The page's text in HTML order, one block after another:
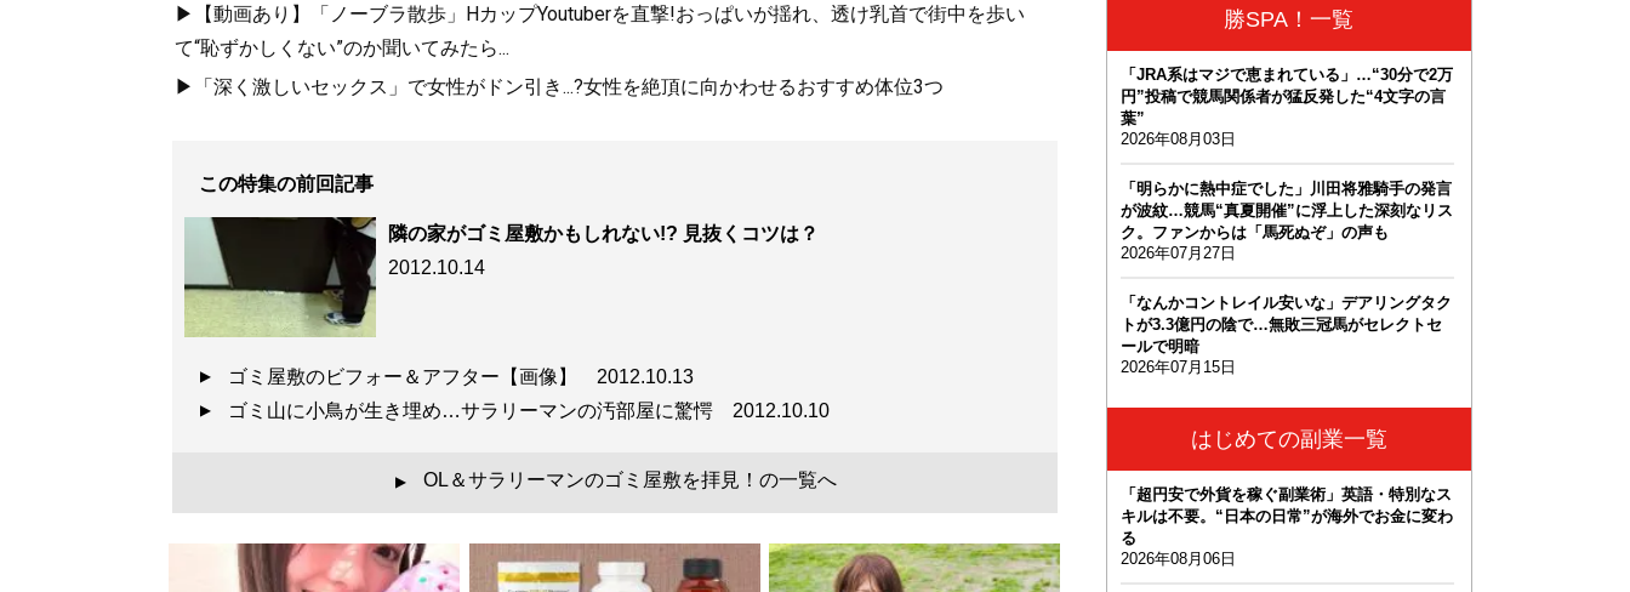
▶【動画あり】「ノーブラ散歩」HカップYoutuberを直撃!おっぱいが揺れ、透け乳首で街中を歩い
て“恥ずかしくない”のか聞いてみたら...
▶「深く激しいセックス」で女性がドン引き...?女性を絶頂に向かわせるおすすめ体位3つ
この特集の前回記事
隣の家がゴミ屋敷かもしれない!? 見抜くコツは？
2012.10.14
ゴミ屋敷のビフォー＆アフター【画像】 2012.10.13
ゴミ山に小鳥が生き埋め…サラリーマンの汚部屋に驚愕 2012.10.10
▲ OL＆サラリーマンのゴミ屋敷を拝見！の一覧へ
勝SPA！一覧
「JRA系はマジで恵まれている」…“30分で2万
円”投稿で競馬関係者が猛反発した“4文字の言
葉”
2026年08月03日
「明らかに熱中症でした」川田将雅騎手の発言
が波紋…競馬“真夏開催”に浮上した深刻なリス
ク。ファンからは「馬死ぬぞ」の声も
2026年07月27日
「なんかコントレイル安いな」デアリングタク
トが3.3億円の陰で…無敗三冠馬がセレクトセ
ールで明暗
2026年07月15日
はじめての副業一覧
「超円安で外貨を稼ぐ副業術」英語・特別なス
キルは不要。“日本の日常”が海外でお金に変わ
る
2026年08月06日